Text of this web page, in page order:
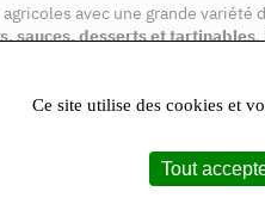
avec une grande variété
sauces, desserts et tartinables.
est maîtrisé et notre mission est
Ce site utilise des cookies et
Tout